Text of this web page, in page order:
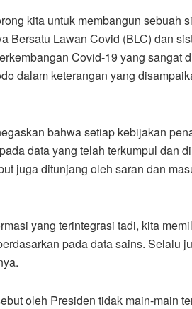
kita untuk membangun sebuah
Bersatu Lawan Covid (BLC) dan
Covid-19 yang sangat
dalam keterangan yang
bahwa setiap kebijakan
data yang telah terkumpul dan
juga ditunjang oleh saran dan
yang terintegrasi tadi, kita
pada data sains. Selalu
oleh Presiden tidak main-main